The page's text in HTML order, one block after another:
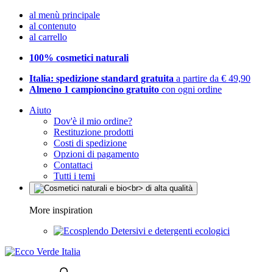
al menù principale
al contenuto
al carrello
100% cosmetici naturali
Italia: spedizione standard gratuita a partire da € 49,90
Almeno 1 campioncino gratuito con ogni ordine
Aiuto
Dov'è il mio ordine?
Restituzione prodotti
Costi di spedizione
Opzioni di pagamento
Contattaci
Tutti i temi
More inspiration
Detersivi e detergenti ecologici